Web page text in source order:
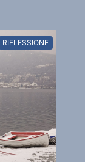
RIFLESSIONE